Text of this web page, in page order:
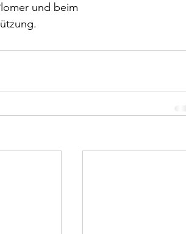
und beim